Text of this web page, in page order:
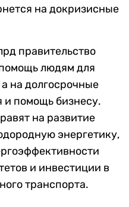
на докризисные
правительство
людям для
на долгосрочные
и помощь бизнесу.
на развитие
энергетику,
и инвестиции в
транспорта.